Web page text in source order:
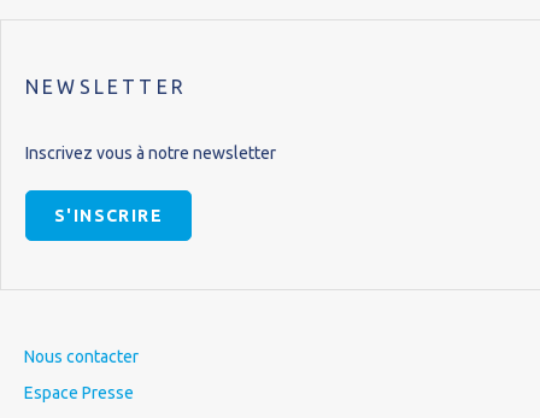
NEWSLETTER
Inscrivez vous à notre newsletter
S'INSCRIRE
Nous contacter
Espace Presse